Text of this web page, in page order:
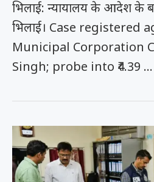
भिलाई: न्यायालय के आदेश के
भिलाई। Case registered
Municipal Corporation
Singh; probe into ₹4.39 …